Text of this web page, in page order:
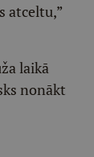
atceltu,”
laikā
nonākt